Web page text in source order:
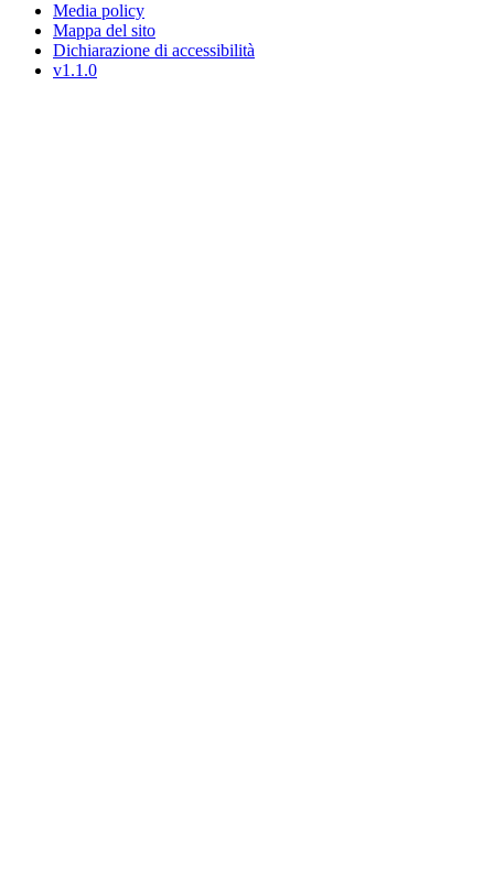
Media policy
Mappa del sito
Dichiarazione di accessibilità
v1.1.0